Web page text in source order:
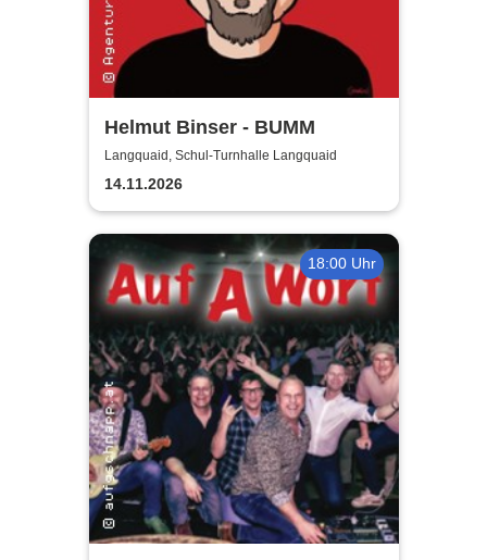
Helmut Binser - BUMM
Langquaid, Schul-Turnhalle Langquaid
14.11.2026
18:00 Uhr